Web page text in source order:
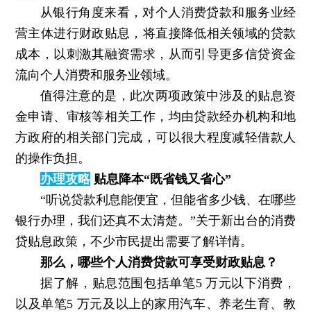
从银行角度来看，对个人消费贷款和服务业经
营主体进行财政贴息，将直接降低相关领域的贷款
成本，以刺激其融资需求，从而引导更多信贷资金
流向个人消费和服务业领域。
值得注意的是，此次两项政策中涉及的贴息资
金申请、审核等相关工作，均由贷款经办机构和地
方政府的相关部门完成，可以很大程度减轻借款人
的操作负担。
办理攻略 贴息降本“既省钱又省心”
“听说贷款利息能便宜，但能省多少钱、在哪些
银行办理，我们还真不太清楚。”关于新出台的消费
贷贴息政策，不少市民提出需要了解详情。
那么，哪些个人消费贷款可享受财政贴息？
据了解，贴息范围包括单笔5 万元以下消费，
以及单笔5 万元及以上的家用汽车、养老生育、教